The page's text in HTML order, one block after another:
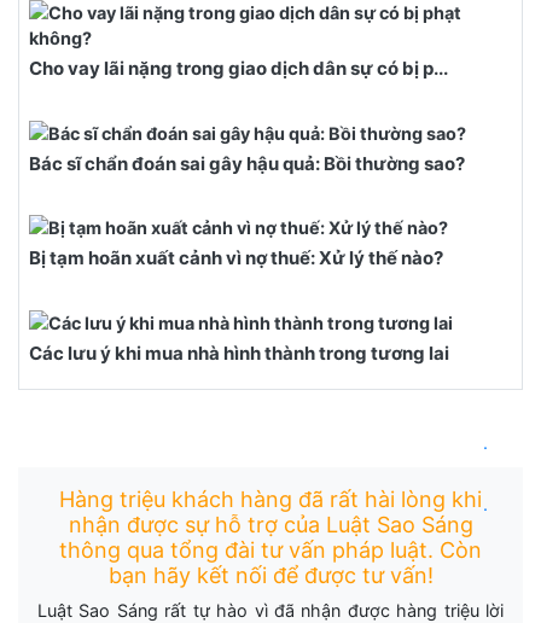
Cho vay lãi nặng trong giao dịch dân sự có bị p...
Bác sĩ chẩn đoán sai gây hậu quả: Bồi thường sao?
Bị tạm hoãn xuất cảnh vì nợ thuế: Xử lý thế nào?
Các lưu ý khi mua nhà hình thành trong tương lai
Hàng triệu khách hàng đã rất hài lòng khi
nhận được sự hỗ trợ của Luật Sao Sáng
thông qua tổng đài tư vấn pháp luật. Còn
bạn hãy kết nối để được tư vấn!
Luật Sao Sáng rất tự hào vì đã nhận được hàng triệu lời
.
.